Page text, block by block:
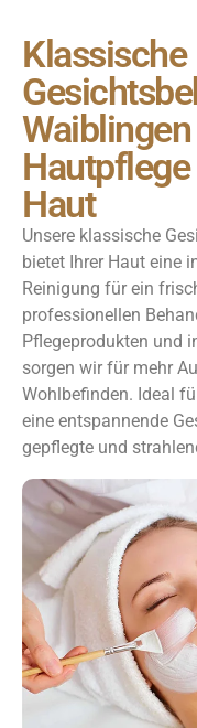
Klassische
Haut
Unsere klassische
bietet Ihrer Haut eine
Reinigung für ein
professionellen
Pflegeprodukten und
sorgen wir für mehr
Wohlbefinden. Ideal
eine entspannende
gepflegte und